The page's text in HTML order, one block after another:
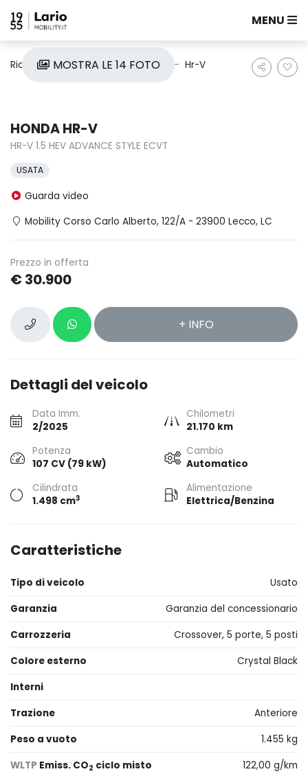
MENU
Ricerca auto Usate Honda Hr-V
MOSTRA LE 14 FOTO
HONDA HR-V
HR-V 1.5 HEV ADVANCE STYLE ECVT
USATA
Guarda video
Mobility Corso Carlo Alberto, 122/A - 23900 Lecco, LC
Prezzo in offerta
€ 30.900
+ INFO
Dettagli del veicolo
Data Imm.
2/2025
Chilometri
21.170 km
Potenza
107 CV (79 kW)
Cambio
Automatico
Cilindrata
1.498 cm3
Alimentazione
Elettrica/Benzina
Caratteristiche
Tipo di veicolo
Usato
Garanzia
Garanzia del concessionario
Carrozzeria
Crossover, 5 porte, 5 posti
Colore esterno
Crystal Black
Interni
Trazione
Anteriore
Peso a vuoto
1.455 kg
WLTP Emiss. CO2 ciclo misto
122,00 g/km